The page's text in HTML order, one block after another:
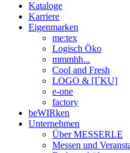
Kataloge
Karriere
Eigenmarken
me:tex
Logisch Öko
mmmhh...
Cool and Fresh
LOGO & [I´KU]
e-one
factory
beWIRken
Unternehmen
Über MESSERLE
Messen und